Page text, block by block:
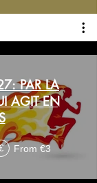
PAR LA
AGIT EN
From €3